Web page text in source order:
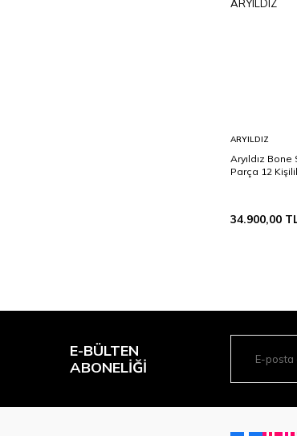
ARYILDIZ
Aryıldız
Parça 12
34.900,00
E-BÜLTEN
ABONELIĞI